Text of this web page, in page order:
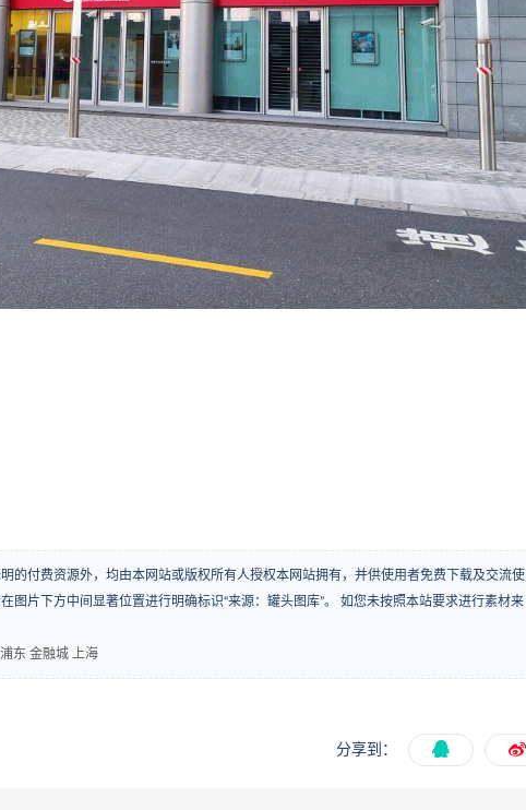
的付费资源外，均由本网站或版权所有人授权本网站拥有，并供使用者免费下载及交流使
图片下方中间显著位置进行明确标识“来源：罐头图库”。 如您未按照本站要求进行素材来
东 金融城 上海
分享到：